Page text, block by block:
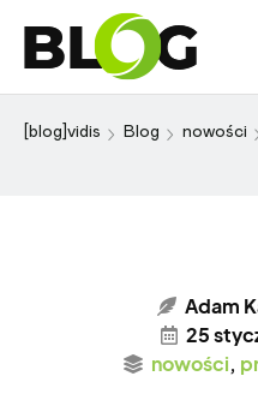
[blog]vidis Blog nowości
Adam
25
nowości,